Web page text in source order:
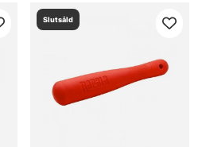
Slutsåld